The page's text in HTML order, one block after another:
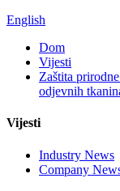
English
Dom
Vijesti
Zaštita
odjevnih
Vijesti
Industry News
Company